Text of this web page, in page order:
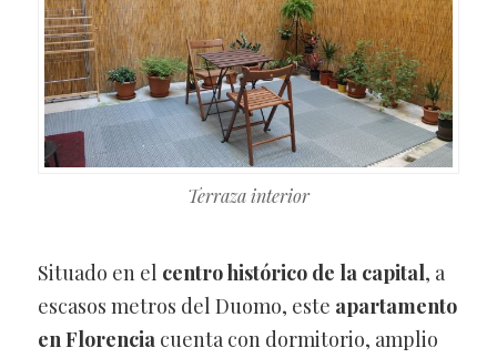
Terraza interior
Situado en el centro histórico de la capital, a
escasos metros del Duomo, este apartamento
en Florenciacuenta con dormitorio, amplio